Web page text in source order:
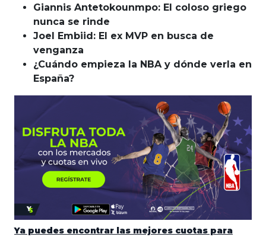
Giannis Antetokounmpo: El coloso griego
nunca se rinde
Joel Embiid: El ex MVP en busca de
venganza
¿Cuándo empieza la NBA y dónde verla en
España?
Ya puedes encontrar las mejores cuotas para